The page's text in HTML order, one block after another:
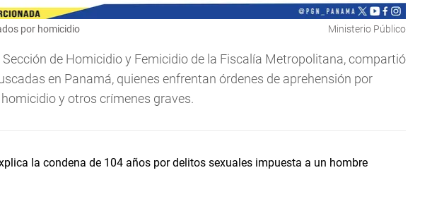
por homicidio Ministerio Público
Sección de Homicidio y Femicidio de la Fiscalía Metropolitana, compartió
en Panamá, quienes enfrentan órdenes de aprehensión por
y otros crímenes graves.
la condena de 104 años por delitos sexuales impuesta a un hombre